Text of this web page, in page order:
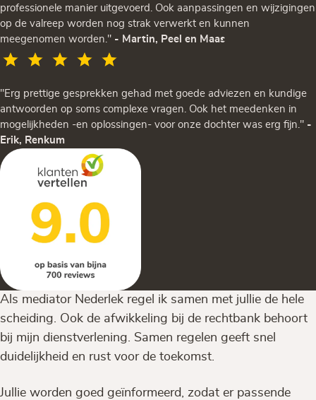
professionele manier uitgevoerd. Ook aanpassingen en wijzigingen
op de valreep worden nog strak verwerkt en kunnen
meegenomen worden." - Martin, Peel en Maas
"Erg prettige gesprekken gehad met goede adviezen en kundige
antwoorden op soms complexe vragen. Ook het meedenken in
mogelijkheden -en oplossingen- voor onze dochter was erg fijn." -
Erik, Renkum
Als mediator Nederlek regel ik samen met jullie de hele
scheiding. Ook de afwikkeling bij de rechtbank behoort
bij mijn dienstverlening. Samen regelen geeft snel
duidelijkheid en rust voor de toekomst.
Jullie worden goed geïnformeerd, zodat er passende